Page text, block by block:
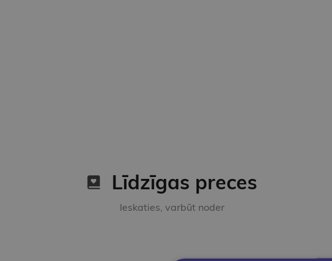
Līdzīgas preces
Ieskaties, varbūt noder